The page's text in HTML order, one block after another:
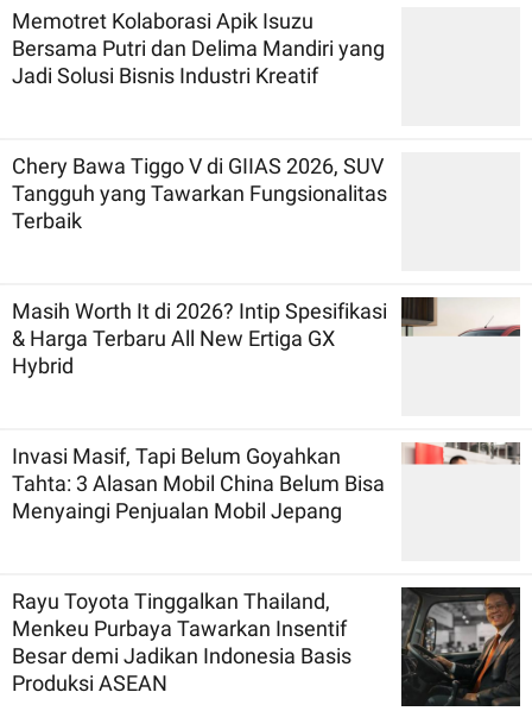
Memotret Kolaborasi Apik Isuzu
Bersama Putri dan Delima Mandiri yang
Jadi Solusi Bisnis Industri Kreatif
Chery Bawa Tiggo V di GIIAS 2026, SUV
Tangguh yang Tawarkan Fungsionalitas
Terbaik
Masih Worth It di 2026? Intip Spesifikasi
& Harga Terbaru All New Ertiga GX
Hybrid
Invasi Masif, Tapi Belum Goyahkan
Tahta: 3 Alasan Mobil China Belum Bisa
Menyaingi Penjualan Mobil Jepang
Rayu Toyota Tinggalkan Thailand,
Menkeu Purbaya Tawarkan Insentif
Besar demi Jadikan Indonesia Basis
Produksi ASEAN